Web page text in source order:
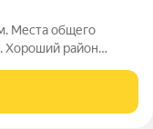
Места общего
Хороший район